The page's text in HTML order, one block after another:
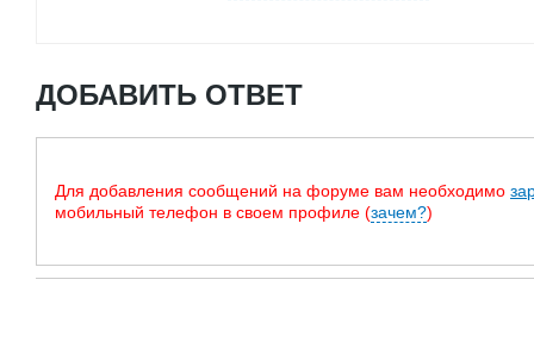
ДОБАВИТЬ ОТВЕТ
Для добавления сообщений на форуме вам необходимо
мобильный телефон в своем профиле (зачем?)